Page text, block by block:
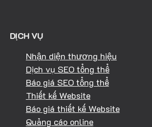
DỊCH VỤ
Nhận diện thương hiệu
Dịch vụ SEO tổng thể
Báo giá SEO tổng thể
Thiết kế Website
Báo giá thiết kế Website
Quảng cáo online